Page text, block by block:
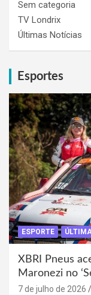
Sem categoria
TV Londrix
Últimas Notícias
Esportes
ESPORTE
XBRI Pneus
Maronezi no
7 de julho de 2026